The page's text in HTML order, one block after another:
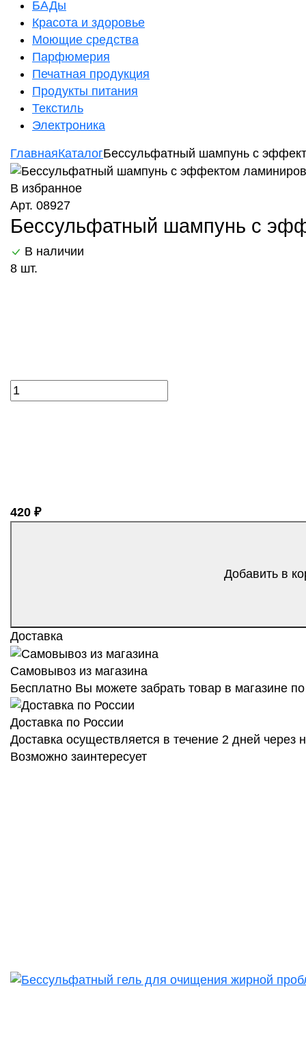
БАДы
Красота и здоровье
Моющие средства
Парфюмерия
Печатная продукция
Продукты питания
Текстиль
Электроника
ГлавнаяКаталогБессульфатный шампунь с
В избранное
Арт. 08927
Бессульфатный шампунь с
В наличии
8 шт.
420 ₽
Добавить в
Доставка
Самовывоз из магазина
Бесплатно Вы можете забрать товар в магазине
Доставка по России
Доставка осуществляется в течение 2 дней
Возможно заинтересует